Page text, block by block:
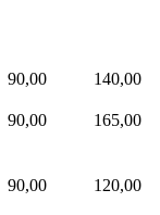
90,00 140,00
90,00 165,00
90,00 120,00